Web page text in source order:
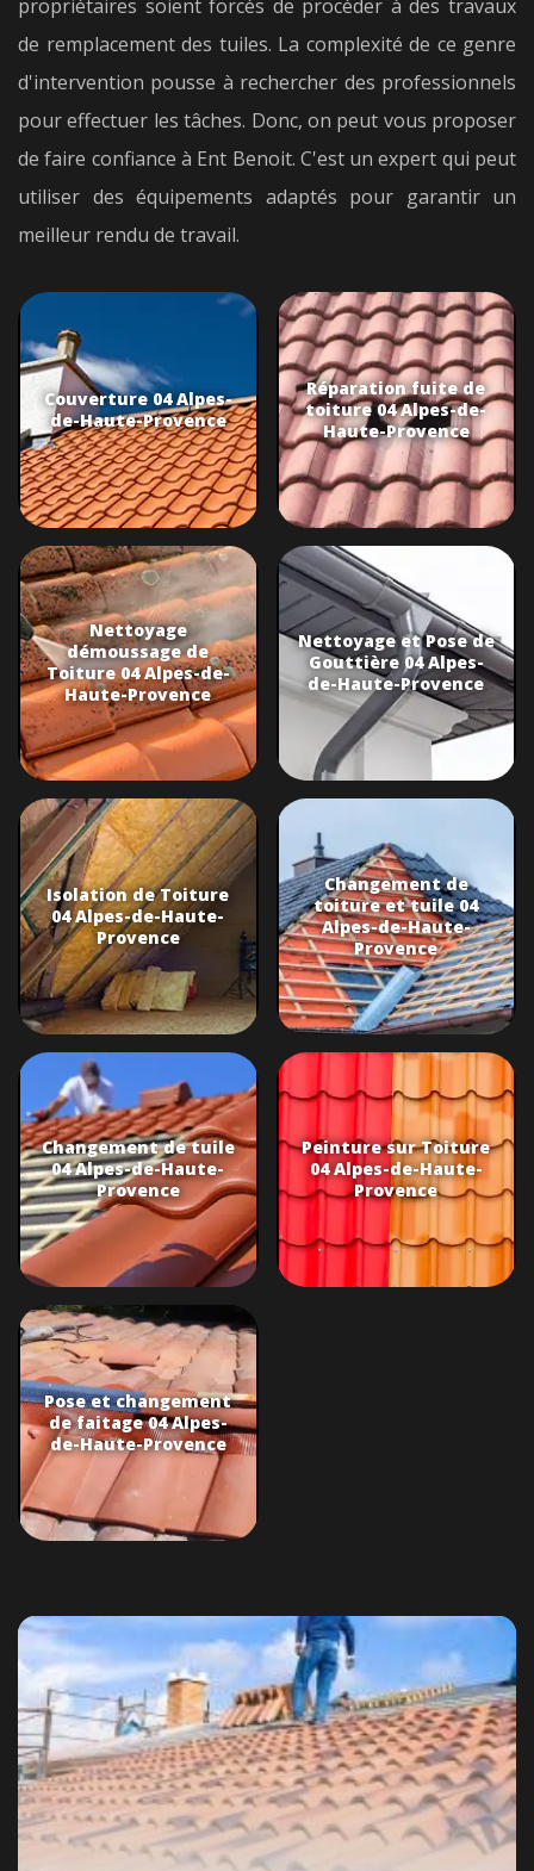
propriétaires soient forcés de procéder à des travaux
de remplacement des tuiles. La complexité de ce genre
d'intervention pousse à rechercher des professionnels
pour effectuer les tâches. Donc, on peut vous proposer
de faire confiance à Ent Benoit. C'est un expert qui peut
utiliser des équipements adaptés pour garantir un
meilleur rendu de travail.
Couverture 04 Alpes-
de-Haute-Provence
Réparation fuite de
toiture 04 Alpes-de-
Haute-Provence
Nettoyage
démoussage de
Toiture 04 Alpes-de-
Haute-Provence
Nettoyage et Pose de
Gouttière 04 Alpes-
de-Haute-Provence
Isolation de Toiture
04 Alpes-de-Haute-
Provence
Changement de
toiture et tuile 04
Alpes-de-Haute-
Provence
Changement de tuile
04 Alpes-de-Haute-
Provence
Peinture sur Toiture
04 Alpes-de-Haute-
Provence
Pose et changement
de faitage 04 Alpes-
de-Haute-Provence